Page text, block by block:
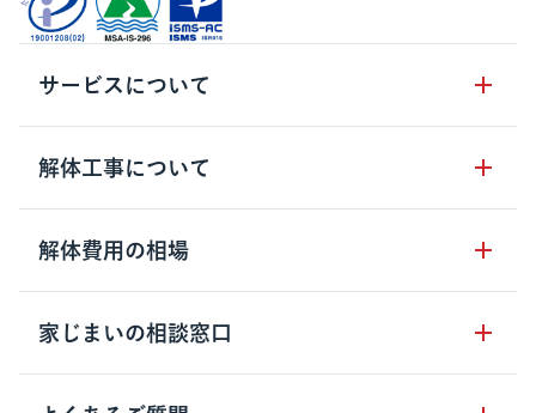
サービスについて
サービスの流れ
サービスのメリット
クラッソーネの自治体連携
解体工事について
解体工事の基礎知識
解体工事に関わる法律
用語集
解体費用の相場
木造住宅の相場
鉄骨造住宅の相場
家じまいの相談窓口
家じまいの相談窓口